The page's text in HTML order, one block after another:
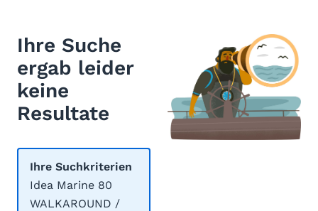
Ihre Suche
ergab leider
keine
Resultate
Ihre Suchkriterien
Idea Marine 80
WALKAROUND /